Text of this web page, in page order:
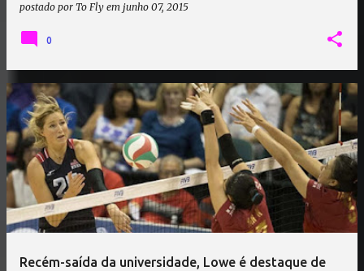
postado por To Fly em junho 07, 2015
0
Recém-saída da universidade, Lowe é destaque de